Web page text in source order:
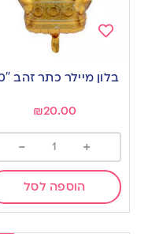
to
wishlist
בלון מיילר כתר זהב 40″
₪20.00
+
-
הוספה לסל